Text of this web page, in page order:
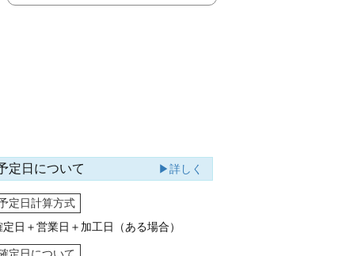
定日について ▶詳しく
定日計算方式
日＋営業日＋加工日（ある場合）
定日について